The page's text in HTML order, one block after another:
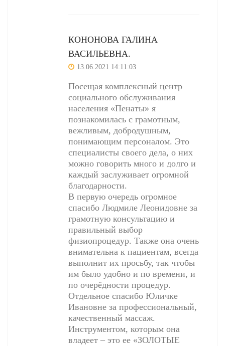
КОНОНОВА ГАЛИНА
ВАСИЛЬЕВНА.
13.06.2021 14:11:03
Посещая комплексный центр
социального обслуживания
населения «Пенаты» я
познакомилась с грамотным,
вежливым, добродушным,
понимающим персоналом. Это
специалисты своего дела, о них
можно говорить много и долго и
каждый заслуживает огромной
благодарности.
В первую очередь огромное
спасибо Людмиле Леонидовне за
грамотную консультацию и
правильный выбор
физиопроцедур. Также она очень
внимательна к пациентам, всегда
выполнит их просьбу, так чтобы
им было удобно и по времени, и
по очерёдности процедур.
Отдельное спасибо Юличке
Ивановне за профессиональный,
качественный массаж.
Инструментом, которым она
владеет – это ее «ЗОЛОТЫЕ